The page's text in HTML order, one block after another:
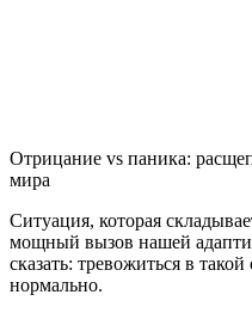
Отрицание vs паника:
мира
Ситуация, которая
мощный вызов нашей
сказать: тревожиться в
нормально.